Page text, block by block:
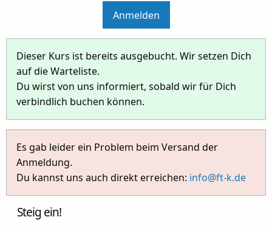
Anmelden
Dieser Kurs ist bereits ausgebucht. Wir setzen Dich
auf die Warteliste.
Du wirst von uns informiert, sobald wir für Dich
verbindlich buchen können.
Es gab leider ein Problem beim Versand der
Anmeldung.
Du kannst uns auch direkt erreichen: info@ft-k.de
Steig ein!